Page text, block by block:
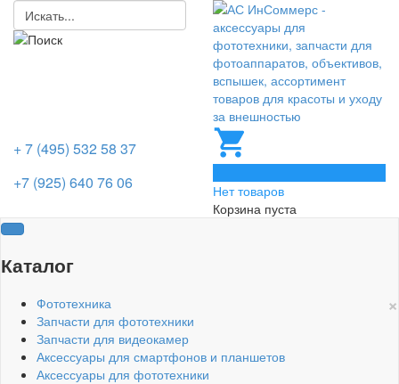
+ 7 (495) 532 58 37
+7 (925) 640 76 06
Нет товаров
Корзина пуста
Каталог
×
Фототехника
Запчасти для фототехники
Запчасти для видеокамер
Аксессуары для смартфонов и планшетов
Аксессуары для фототехники